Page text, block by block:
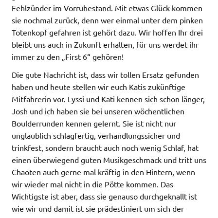
Fehlzünder im Vorruhestand. Mit etwas Glück kommen
sie nochmal zurück, denn wer einmal unter dem pinken
Totenkopf gefahren ist gehört dazu. Wir hoffen Ihr drei
bleibt uns auch in Zukunft erhalten, für uns werdet ihr
immer zu den „First 6“ gehören!
Die gute Nachricht ist, dass wir tollen Ersatz gefunden
haben und heute stellen wir euch Katis zukünftige
Mitfahrerin vor. Lyssi und Kati kennen sich schon länger,
Josh und ich haben sie bei unseren wöchentlichen
Boulderrunden kennen gelernt. Sie ist nicht nur
unglaublich schlagfertig, verhandlungssicher und
trinkfest, sondern braucht auch noch wenig Schlaf, hat
einen überwiegend guten Musikgeschmack und tritt uns
Chaoten auch gerne mal kräftig in den Hintern, wenn
wir wieder mal nicht in die Pötte kommen. Das
Wichtigste ist aber, dass sie genauso durchgeknallt ist
wie wir und damit ist sie prädestiniert um sich der